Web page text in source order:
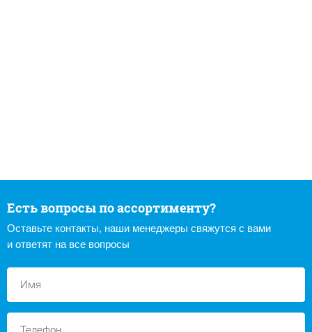
Есть вопросы по ассортименту?
Оставьте контакты, наши менеджеры свяжутся с вами
и ответят на все вопросы